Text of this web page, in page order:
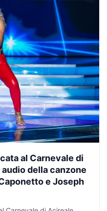
al Carnevale di
della canzone
e Joseph